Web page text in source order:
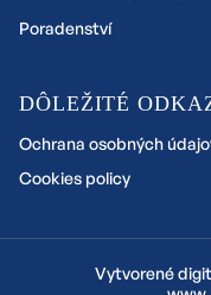
Poradenství
DÔLEŽITÉ
Ochrana osobných
Cookies policy
Vytvorené